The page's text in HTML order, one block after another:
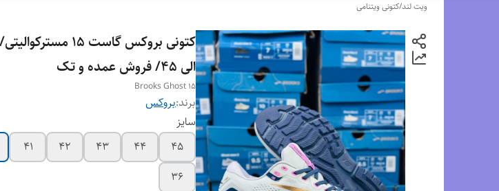
ویت لند/کتونی ویتنامی
الی 45/ فروش عمده و تک
Brooks Ghost 15
برند:بروکس
سایز
45
44
43
42
41
36